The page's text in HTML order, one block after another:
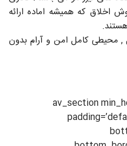
اخلاق که همیشه اماده ارائه
, محیطی کامل امن و آرام بدون
[av_section